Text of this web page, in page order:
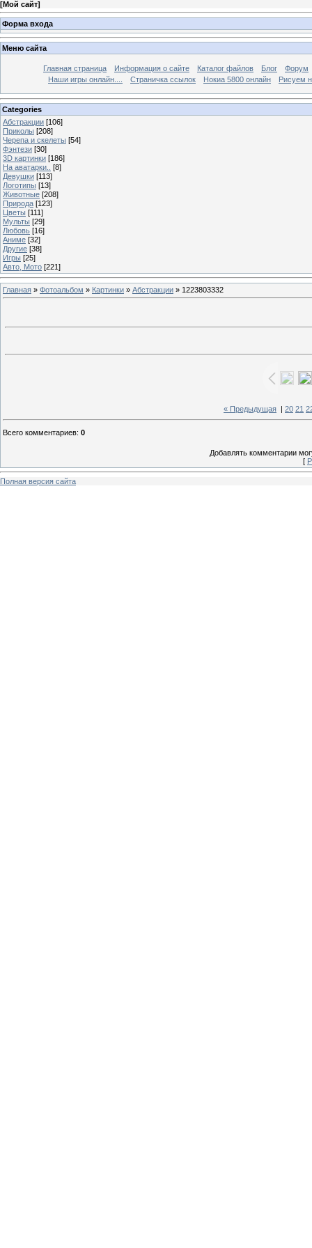
[Мой сайт]
Форма входа
Меню сайта
Главная страница Информация о сайте Каталог файлов Блог
Форум
Наши игры онлайн....
Страничка ссылок Нокиа 5800 онлайн Рисуем
Categories
Абстракции [106]
Приколы [208]
Черепа и скелеты [54]
Фэнтези [30]
3D картинки [186]
На аватарки..
[8]
Девушки [113]
Логотипы [13]
Животные [208]
Природа [123]
Цветы [111]
Мульты [29]
Любовь [16]
Аниме [32]
Другие [38]
Игры [25]
Авто, Мото [221]
Главная » Фотоальбом » Картинки » Абстракции » 1223803332
« Предыдущая 20 21
Всего комментариев: 0
Добавлять комментарии
[
Полная версия сайта